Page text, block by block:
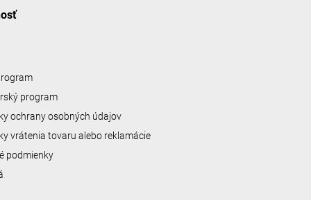
program
ochrany osobných údajov
vrátenia tovaru alebo reklamácie
podmienky